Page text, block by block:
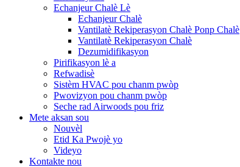
Echanjeur Chalè Lè
Echanjeur Chalè
Vantilatè Rekiperasyon Chalè Ponp Chalè
Vantilatè Rekiperasyon Chalè
Dezumidifikasyon
Pirifikasyon lè a
Refwadisè
Sistèm HVAC pou chanm pwòp
Pwovizyon pou chanm pwòp
Seche rad Airwoods pou friz
Mete aksan sou
Nouvèl
Etid Ka Pwojè yo
Videyo
Kontakte nou